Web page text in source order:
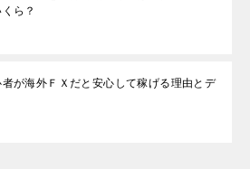
ら？
者が海外ＦＸだと安心して稼げる理由とデ